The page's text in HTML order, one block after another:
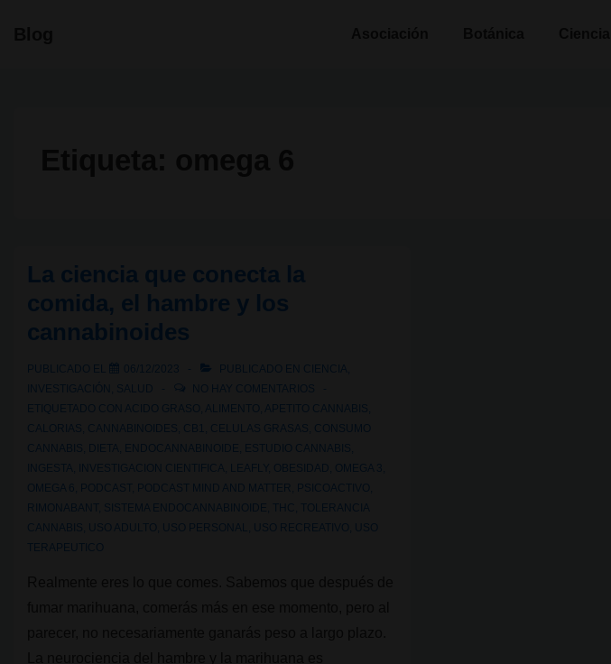
La ciencia que conecta la
comida, el hambre y los
cannabinoides
PUBLICADO EL 06/12/2023 PUBLICADO EN CIENCIA
INVESTIGACIÓN
SALUD
NO HAY COMENTARIOS
ETIQUETADO CON
ACIDO GRASO ALIMENTO APETITO CANNABIS
CALORIAS CANNABINOIDES CB1 CELULAS GRASAS CONSUMO
CANNABIS
DIETA ENDOCANNABINOIDE ESTUDIO CANNABIS
INGESTA
INVESTIGACION CIENTIFICA OBESIDAD OMEGA 3
OMEGA 6
PODCAST PODCAST MIND AND MATTER PSICOACTIVO
RIMONABANT
SISTEMA ENDOCANNABINOIDE THC
TOLERANCIA
CANNABIS USO ADULTO USO PERSONAL USO RECREATIVO
USO
TERAPEUTICO